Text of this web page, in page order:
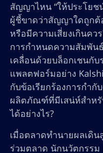
สัญญาไหน “ให้ประโย
ผู้ชี้ขาดว่าสัญญาใดถูกต้
หรือมีความเสี่ยงเกินคว
การกำหนดความสัมพัน
เคลื่อนด้วยบล็อกเชนกับ
แพลตฟอร์มอย่าง
กับข้อเรียกร้องการกำ
ผลิตภัณฑ์ที่มีเสน่ห์สำหรั
ได้อย่างไร?
เมื่อตลาดทำนายผลเดิ
ร่วมตลาด นักนวัตกรร